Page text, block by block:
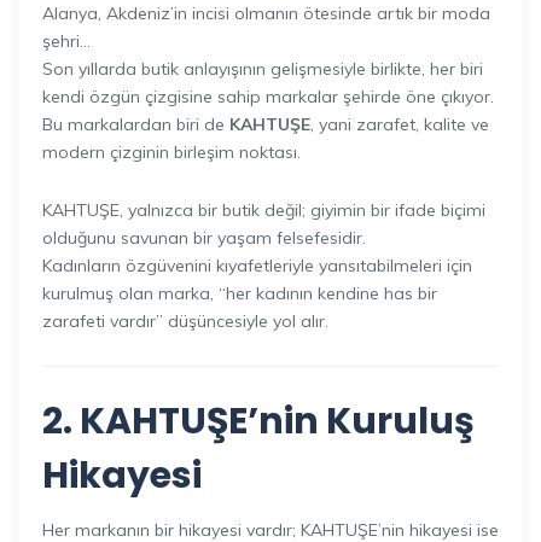
Alanya, Akdeniz’in incisi olmanın ötesinde artık bir moda
şehri…
Son yıllarda butik anlayışının gelişmesiyle birlikte, her biri
kendi özgün çizgisine sahip markalar şehirde öne çıkıyor.
Bu markalardan biri de KAHTUŞE , yani zarafet, kalite ve
modern çizginin birleşim noktası.
KAHTUŞE, yalnızca bir butik değil; giyimin bir ifade biçimi
olduğunu savunan bir yaşam felsefesidir.
Kadınların özgüvenini kıyafetleriyle yansıtabilmeleri için
kurulmuş olan marka, “her kadının kendine has bir
zarafeti vardır” düşüncesiyle yol alır.
2. KAHTUŞE’nin Kuruluş
Hikayesi
Her markanın bir hikayesi vardır; KAHTUŞE’nin hikayesi ise